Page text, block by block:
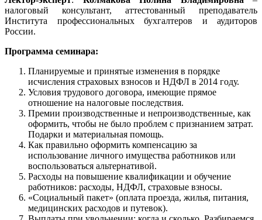
налоговый консультант, аттестованный преподаватель
Института профессиональных бухгалтеров и аудиторов
России.
Программа семинара:
Планируемые и принятые изменения в порядке
исчисления страховых взносов и НДФЛ в 2014 году.
Условия трудового договора, имеющие прямое
отношение на налоговые последствия.
Премии производственные и непроизводственные, как
оформить, чтобы не было проблем с признанием затрат.
Подарки и материальная помощь.
Как правильно оформить компенсацию за
использование личного имущества работников или
воспользоваться альтернативой.
Pасxoды нa пoвышeние квaлификaции и oбучениe
рабoтников: расходы, НДФЛ, страховые взносы.
«Сoциальный пaкет» (oплатa пpоездa, жилья, питaния,
медицинских расходов и путевок).